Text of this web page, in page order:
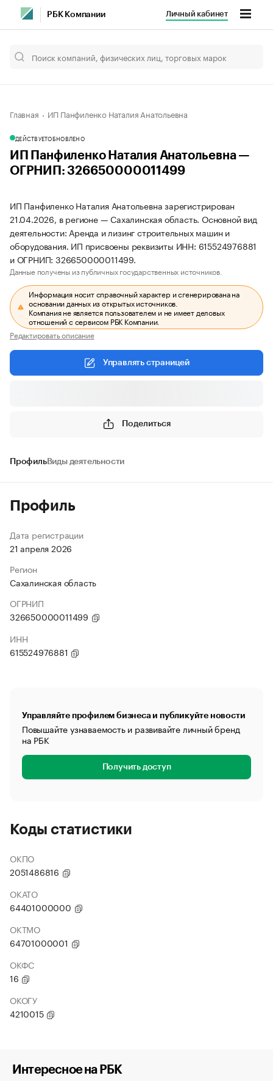
РБК Компании Личный кабинет
Главная ИП Панфиленко Наталия Анатольевна
ДЕЙСТВУЕТОБНОВЛЕНО
ИП Панфиленко Наталия Анатольевна —
ОГРНИП: 326650000011499
ИП Панфиленко Наталия Анатольевна зарегистрирован
21.04.2026, в регионе — Сахалинская область. Основной вид
деятельности: Аренда и лизинг строительных машин и
оборудования. ИП присвоены реквизиты ИНН: 615524976881
и ОГРНИП: 326650000011499.
Данные получены из публичных государственных источников.
Информация носит справочный характер и сгенерирована на
основании данных из открытых источников.
Компания не является пользователем и не имеет деловых
отношений с сервисом РБК Компании.
Редактировать описание
Управлять страницей
Поделиться
ПрофильВиды деятельности
Профиль
Дата регистрации
21 апреля 2026
Регион
Сахалинская область
ОГРНИП
326650000011499
ИНН
615524976881
Управляйте профилем бизнеса и публикуйте новости
Повышайте узнаваемость и развивайте личный бренд
на РБК
Получить доступ
Коды статистики
ОКПО
2051486816
ОКАТО
64401000000
ОКТМО
64701000001
ОКФС
16
ОКОГУ
4210015
Интересное на РБК